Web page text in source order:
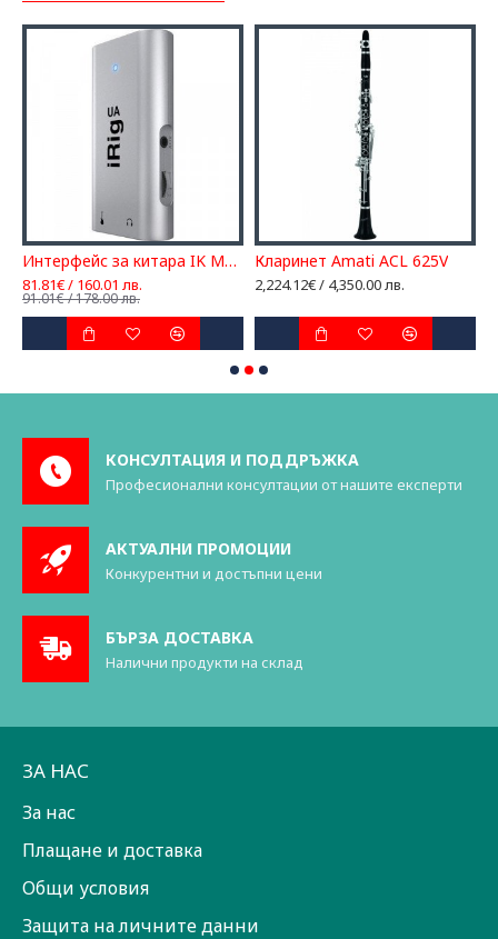
Интерфейс за китара IK Multimedia iRig UA
81.81€ / 160.01 лв.
91.01€ / 178.00 лв.
Кларинет Amati ACL 625V
2,224.12€ / 4,350.00 лв.
КОНСУЛТАЦИЯ И ПОДДРЪЖКА
Професионални консултации от нашите експерти
АКТУАЛНИ ПРОМОЦИИ
Конкурентни и достъпни цени
БЪРЗА ДОСТАВКА
Налични продукти на склад
ЗА НАС
За нас
Плащане и доставка
Общи условия
Защита на личните данни